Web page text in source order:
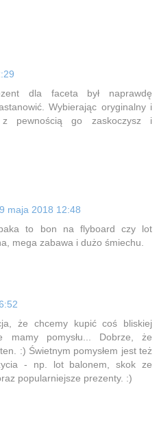
dla faceta był naprawdę
Wybierając oryginalny i
z pewnością go zaskoczysz i
maja 2018 12:48
to bon na flyboard czy lot
mega zabawa i dużo śmiechu.
że chcemy kupić coś bliskiej
mamy pomysłu... Dobrze, że
:) Świetnym pomysłem jest też
- np. lot balonem, skok ze
popularniejsze prezenty. :)